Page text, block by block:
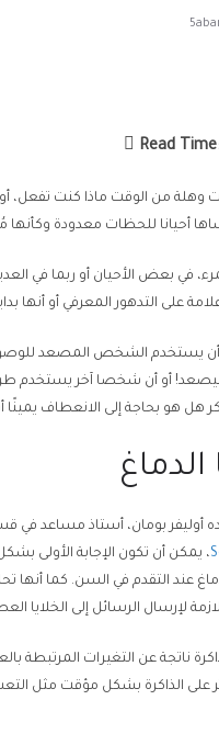
Read
من الوقت ماذا كنت تفعل،
أحيانا للحظات معدودة
في بعض الأحيان أو ربما في
على التدهور المعرفي أو أنها
يستخدم الشخص المصعد للوصول
أو أن شخصا آخر يستخدم
هل هو بحاجة إلى الانعطاف يمينًا
أوليفر بومان، أستاذ مساعد في
، يمكن أن تكون الإجابة الأولى
عند التقدم في السن. كما أنها
لإرسال الرسائل إلى الخلايا
ناتجة عن التغيرات المرتبطة
على الذاكرة بشكل مؤقت مثل